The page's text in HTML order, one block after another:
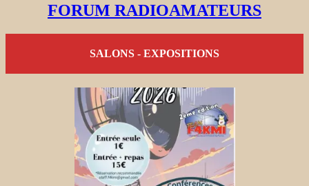
FORUM RADIOAMATEURS
SALONS - EXPOSITIONS